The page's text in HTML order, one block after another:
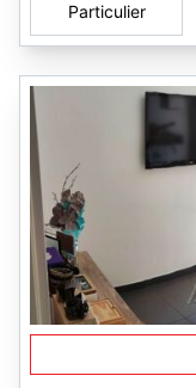
Particulier